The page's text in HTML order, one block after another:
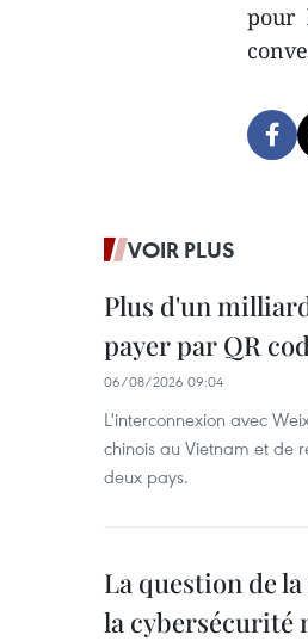
pour
VOIR PLUS
Plus d'un
payer par QR
06/08/2026 09:04
L'interconnexion avec
chinois au Vietnam et de
deux pays.
La question de
la cybersécurité